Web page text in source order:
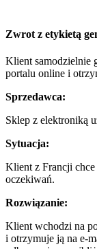
Zwrot z etykietą
Klient samodzielnie
portalu online i
Sprzedawca:
Sklep z elektroniką
Sytuacja:
Klient z Francji chce
oczekiwań.
Rozwiązanie:
Klient wchodzi na
i otrzymuje ją na e-